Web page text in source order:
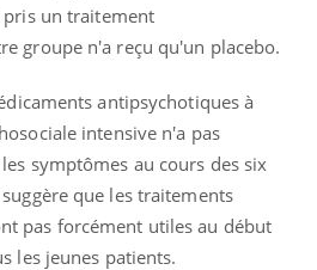
pris un traitement
groupe n'a reçu qu'un placebo.
antipsychotiques à
intensive n'a pas
symptômes au cours des six
que les traitements
pas forcément utiles au début
les jeunes patients.